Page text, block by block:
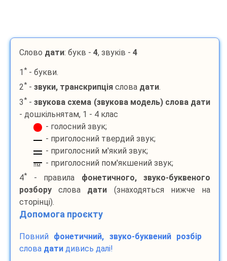
Слово дати: букв - 4, звуків - 4
1 * - букви.
2* - звуки, транскрипція слова дати.
3* -звукова схема (звукова модель) слова дати
- дошкільнятам, 1 - 4 клас
- голосний звук;
- приголосний твердий звук;
- приголосний м'який звук;
пм
- приголосний пом'якшений звук;
4* - правила фонетичного, звуко-буквеного
розбору слова дати (знаходяться нижче на
сторінці).
Допомога проєкту
Повний фонетичний, звуко-буквений розбір
слова дати дивись далі!